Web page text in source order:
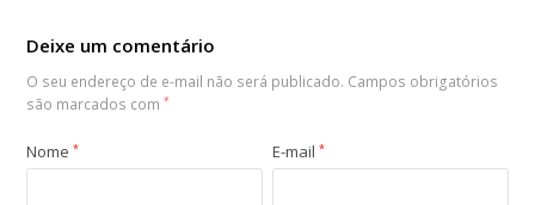
Deixe um comentário
O seu endereço de e-mail não será publicado. Campos obrigatórios
são marcados com*
Nome* E-mail*